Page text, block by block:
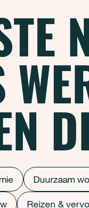
Duurzaam
Reizen &